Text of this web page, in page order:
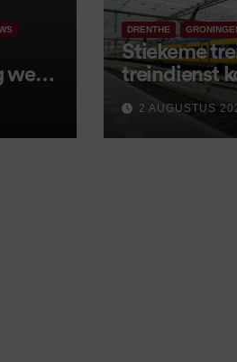
weer
DRENTHE
Stiekeme
treindienst
2 AUGUSTUS